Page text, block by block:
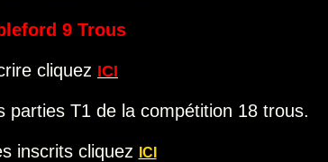
9 Trous
cliquez ICI
parties T1 de la compétition 18 trous.
inscrits cliquez ICI